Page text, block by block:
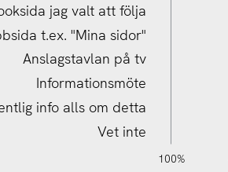
Vet inte
info alls om detta
Informationsmöte
Anslagstavlan på tv
t.ex. "Mina sidor"
jag valt att följa
-40%
-20%100%
120%
140%